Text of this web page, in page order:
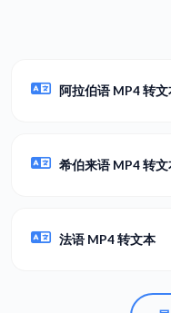
阿拉伯语 MP4 转文
希伯来语 MP4 转文
法语 MP4 转文本